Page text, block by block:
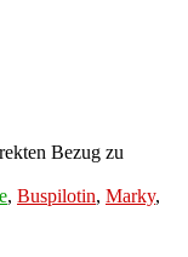
Bezug zu
, Buspilotin, Marky,